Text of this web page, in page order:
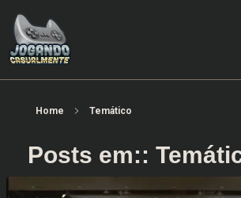
Home Temático
Posts em::